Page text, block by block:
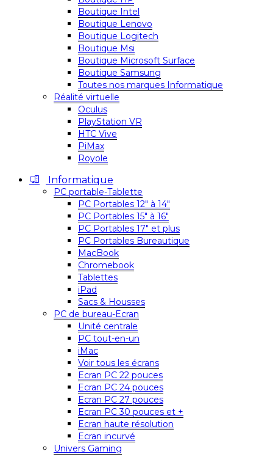
Boutique Intel
Boutique Lenovo
Boutique Logitech
Boutique Msi
Boutique Microsoft Surface
Boutique Samsung
Toutes nos marques Informatique
Réalité virtuelle
Oculus
PlayStation VR
HTC Vive
PiMax
Royole
Informatique
PC portable-Tablette
PC Portables 12″ à 14″
PC Portables 15″ à 16″
PC Portables 17″ et plus
PC Portables Bureautique
MacBook
Chromebook
Tablettes
iPad
Sacs & Housses
PC de bureau-Ecran
Unité centrale
PC tout-en-un
iMac
Voir tous les écrans
Ecran PC 22 pouces
Ecran PC 24 pouces
Ecran PC 27 pouces
Ecran PC 30 pouces et +
Ecran haute résolution
Ecran incurvé
Univers Gaming